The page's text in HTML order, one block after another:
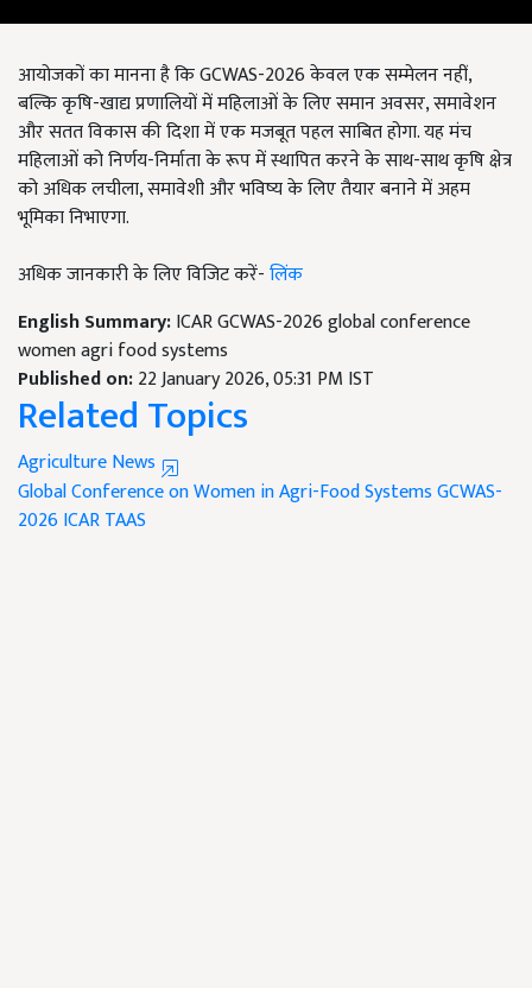
आयोजकों का मानना है कि GCWAS-2026 केवल एक सम्मेलन नहीं,
बल्कि कृषि-खाद्य प्रणालियों में महिलाओं के लिए समान अवसर, समावेशन
और सतत विकास की दिशा में एक मजबूत पहल साबित होगा. यह मंच
महिलाओं को निर्णय-निर्माता के रूप में स्थापित करने के साथ-साथ कृषि क्षेत्र
को अधिक लचीला, समावेशी और भविष्य के लिए तैयार बनाने में अहम
भूमिका निभाएगा.
अधिक जानकारी के लिए विजिट करें-लिंक
English Summary:ICAR GCWAS-2026 global conference
women agri food systems
Published on:22 January 2026, 05:31 PM IST
Related Topics
Agriculture News
Global Conference on Women in Agri-Food SystemsGCWAS-
2026ICARTAAS